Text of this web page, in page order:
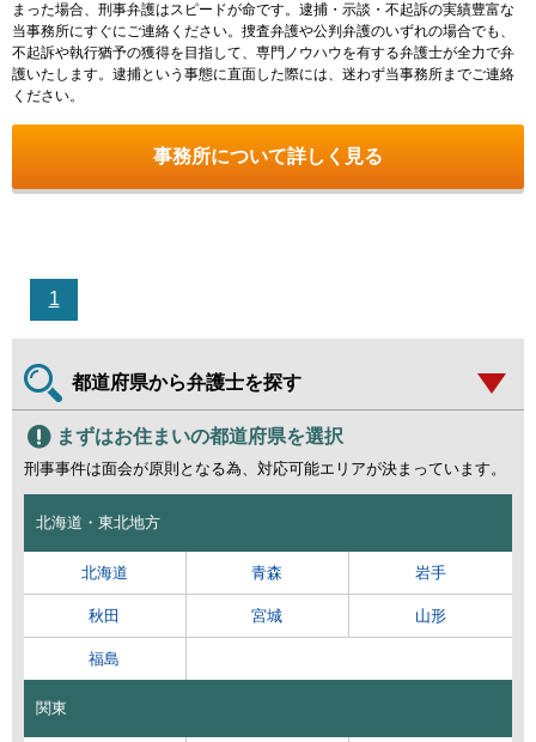
まった場合、刑事弁護はスピードが命です。逮捕・示談・不起訴の実績豊富な
当事務所にすぐにご連絡ください。捜査弁護や公判弁護のいずれの場合でも、
不起訴や執行猶予の獲得を目指して、専門ノウハウを有する弁護士が全力で弁
護いたします。逮捕という事態に直面した際には、迷わず当事務所までご連絡
ください。
事務所について詳しく見る
1
都道府県から弁護士を探す
まずはお住まいの都道府県を選択
刑事事件は面会が原則となる為、対応可能エリアが決まっています。
北海道・東北地方
北海道 青森 岩手
秋田 宮城 山形
福島
関東